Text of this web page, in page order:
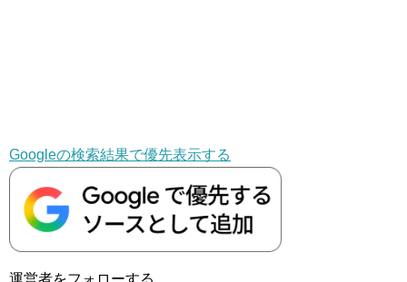
Googleの検索結果で優先表示する
運営者をフォローする